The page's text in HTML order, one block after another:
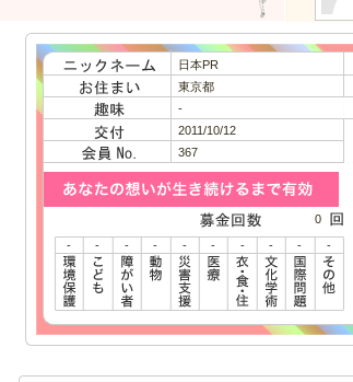
日本PR
東京都
-
2011/10/12
367
0
-
- - - - - - - - -